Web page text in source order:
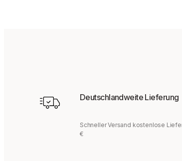
Deutschlandweite Lieferung
Schneller Versand kostenlose
€